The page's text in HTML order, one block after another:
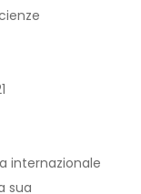
internazionale
sua